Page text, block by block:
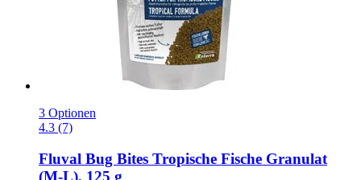
3 Optionen
4.3 (7)
Fluval Bug Bites Tropische Fische Granulat
(M-​L), 125 g